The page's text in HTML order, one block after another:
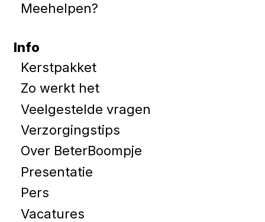
Meehelpen?
Info
Kerstpakket
Zo werkt het
Veelgestelde vragen
Verzorgingstips
Over BeterBoompje
Presentatie
Pers
Vacatures